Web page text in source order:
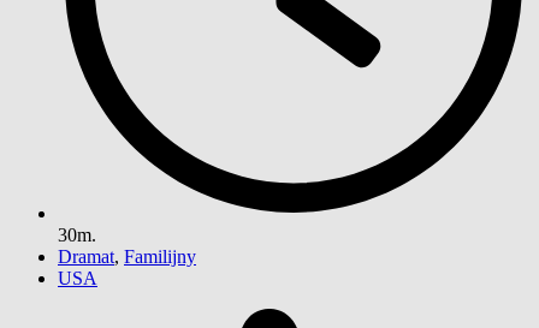
30m.
Dramat, Familijny
USA